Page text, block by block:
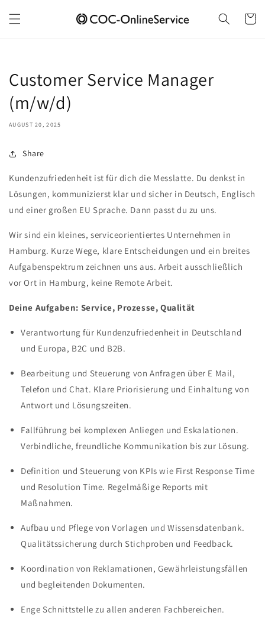
content
Cart
Customer Service Manager
(m/w/d)
AUGUST 20, 2025
Share
Kundenzufriedenheit ist für dich die Messlatte. Du denkst in
Lösungen, kommunizierst klar und sicher in Deutsch, Englisch
und einer großen EU Sprache. Dann passt du zu uns.
Wir sind ein kleines, serviceorientiertes Unternehmen in
Hamburg. Kurze Wege, klare Entscheidungen und ein breites
Aufgabenspektrum zeichnen uns aus. Arbeit ausschließlich
vor Ort in Hamburg, keine Remote Arbeit.
Deine Aufgaben: Service, Prozesse, Qualität
Verantwortung für Kundenzufriedenheit in Deutschland
und Europa, B2C und B2B.
Bearbeitung und Steuerung von Anfragen über E Mail,
Telefon und Chat. Klare Priorisierung und Einhaltung von
Antwort und Lösungszeiten.
Fallführung bei komplexen Anliegen und Eskalationen.
Verbindliche, freundliche Kommunikation bis zur Lösung.
Definition und Steuerung von KPIs wie First Response Time
und Resolution Time. Regelmäßige Reports mit
Maßnahmen.
Aufbau und Pflege von Vorlagen und Wissensdatenbank.
Qualitätssicherung durch Stichproben und Feedback.
Koordination von Reklamationen, Gewährleistungsfällen
und begleitenden Dokumenten.
Enge Schnittstelle zu allen anderen Fachbereichen.